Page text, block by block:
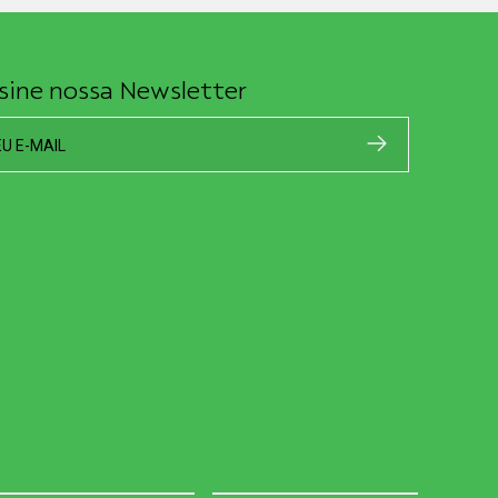
nossa Newsletter
E-MAIL